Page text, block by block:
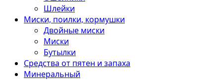
Шлейки
Миски, поилки, кормушки
Двойные миски
Миски
Бутылки
Средства от пятен и запаха
Минеральный